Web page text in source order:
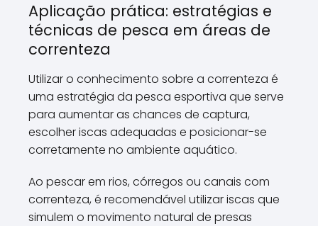
Aplicação prática: estratégias e
técnicas de pesca em áreas de
correnteza
Utilizar o conhecimento sobre a correnteza é
uma estratégia da pesca esportiva que serve
para aumentar as chances de captura,
escolher iscas adequadas e posicionar-se
corretamente no ambiente aquático.
Ao pescar em rios, córregos ou canais com
correnteza, é recomendável utilizar iscas que
simulem o movimento natural de presas